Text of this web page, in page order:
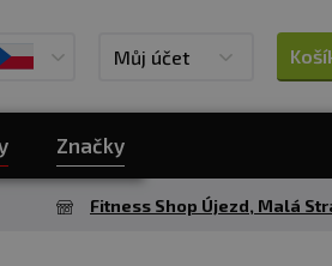
Můj účet
Značky
Fitness Shop Újezd, Malá